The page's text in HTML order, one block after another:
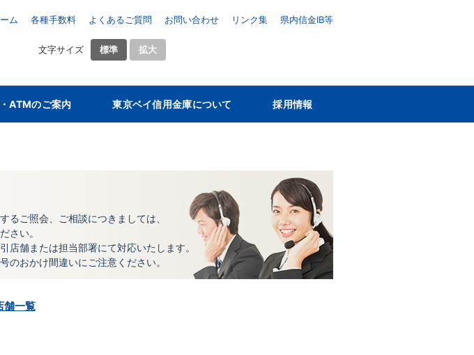
ム 各種手数料 よくあるご質問 お問い合わせ リンク集 県内信金IB等
文字サイズ 標準 拡大
ATMのご案内 東京ベイ信用金庫について 採用情報
るご照会、ご相談につきましては、
さい。
店舗または担当部署にて対応いたします。
のおかけ間違いにご注意ください。
舗一覧